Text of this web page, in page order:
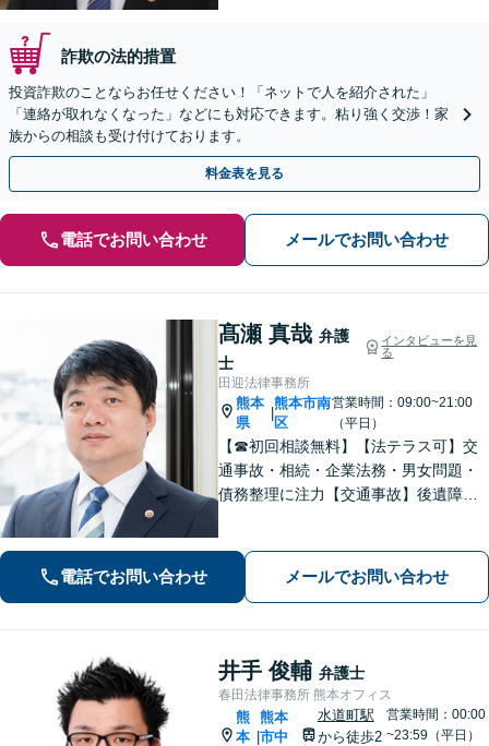
詐欺の法的措置
投資詐欺のことならお任せください！「ネットで人を紹介された」
「連絡が取れなくなった」などにも対応できます。粘り強く交渉！家
族からの相談も受け付けております。
料金表を見る
電話でお問い合わせ メールでお問い合わせ
髙瀬 真哉 弁護
士
インタビューを見
る
田迎法律事務所
熊本
県
熊本市南
区
営業時間：09:00~21:00
（平日）
【☎︎初回相談無料】【法テラス可】交
通事故・相続・企業法務・男女問題・
債務整理に注力【交通事故】後遺障害
もご相談ください【駐車場あり】
電話でお問い合わせ メールでお問い合わせ
井手 俊輔 弁護士
春田法律事務所 熊本オフィス
熊
本
熊本
市中
水道町駅
から徒歩2
営業時間：00:00
~23:59（平日）